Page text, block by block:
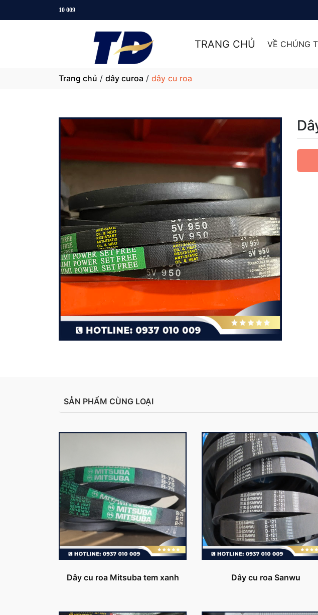
TRANG CHỦ VỀ CHÚNG
Trang chủ / dây curoa / dây cu roa
SẢN PHẨM CÙNG LOẠI
Dây cu roa Mitsuba tem xanh Dây cu roa Sanwu